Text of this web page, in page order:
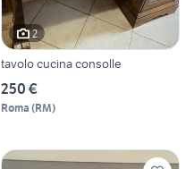
2
tavolo cucina consolle
250 €
Roma (RM)